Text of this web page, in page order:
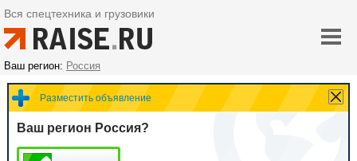
Вся спецтехника и грузовики
Ваш регион: Россия
Разместить объявление
Ваш регион Россия?